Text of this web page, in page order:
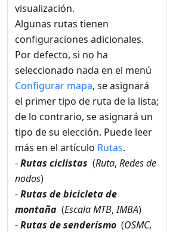
visualización.
Algunas rutas tienen
configuraciones adicionales.
Por defecto, si no ha
seleccionado nada en el menú
Configurar mapa, se asignará
el primer tipo de ruta de la lista;
de lo contrario, se asignará un
tipo de su elección. Puede leer
más en el artículo Rutas.
-Rutas ciclistas (Ruta, Redes de
nodos)
-Rutas de bicicleta de
montaña (Escala MTB,IMBA)
-Rutas de senderismo (OSMC,